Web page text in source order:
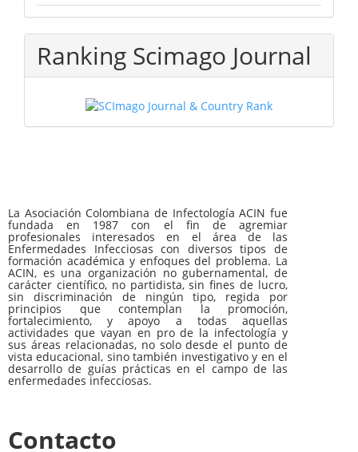
Ranking Scimago Journal
La Asociación Colombiana de Infectología ACIN fue
fundada en 1987 con el fin de agremiar
profesionales interesados en el área de las
Enfermedades Infecciosas con diversos tipos de
formación académica y enfoques del problema. La
ACIN, es una organización no gubernamental, de
carácter científico, no partidista, sin fines de lucro,
sin discriminación de ningún tipo, regida por
principios que contemplan la promoción,
fortalecimiento, y apoyo a todas aquellas
actividades que vayan en pro de la infectología y
sus áreas relacionadas, no solo desde el punto de
vista educacional, sino también investigativo y en el
desarrollo de guías prácticas en el campo de las
enfermedades infecciosas.
Contacto